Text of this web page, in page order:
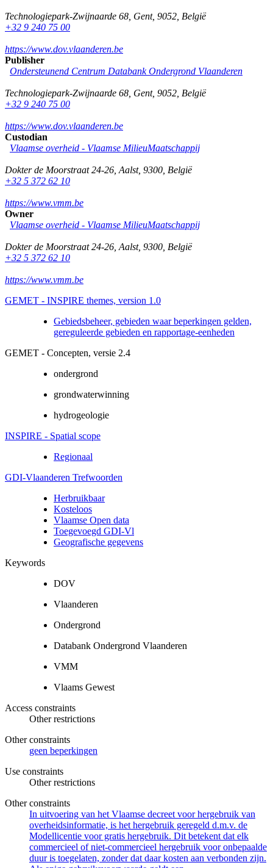
Technologiepark-Zwijnaarde 68 Gent, 9052 België
+32 9 240 75 00
https://www.dov.vlaanderen.be
Publisher
Ondersteunend Centrum Databank Ondergrond Vlaanderen
Technologiepark-Zwijnaarde 68 Gent, 9052 België
+32 9 240 75 00
https://www.dov.vlaanderen.be
Custodian
Vlaamse overheid - Vlaamse MilieuMaatschappij
Dokter de Moorstraat 24-26 Aalst, 9300 België
+32 5 372 62 10
https://www.vmm.be
Owner
Vlaamse overheid - Vlaamse MilieuMaatschappij
Dokter de Moorstraat 24-26 Aalst, 9300 België
+32 5 372 62 10
https://www.vmm.be
GEMET - INSPIRE themes, version 1.0
Gebiedsbeheer, gebieden waar beperkingen gelden,
gereguleerde gebieden en rapportage-eenheden
GEMET - Concepten, versie 2.4
ondergrond
grondwaterwinning
hydrogeologie
INSPIRE - Spatial scope
Regionaal
GDI-Vlaanderen Trefwoorden
Herbruikbaar
Kosteloos
Vlaamse Open data
Toegevoegd GDI-Vl
Geografische gegevens
Keywords
DOV
Vlaanderen
Ondergrond
Databank Ondergrond Vlaanderen
VMM
Vlaams Gewest
Access constraints
Other restrictions
Other constraints
geen beperkingen
Use constraints
Other restrictions
Other constraints
In uitvoering van het Vlaamse decreet voor hergebruik van
overheidsinformatie, is het hergebruik geregeld d.m.v. de
Modellicentie voor gratis hergebruik. Dit betekent dat elk
commercieel of niet-commercieel hergebruik voor onbepaalde
duur is toegelaten, zonder dat daar kosten aan verbonden zijn.